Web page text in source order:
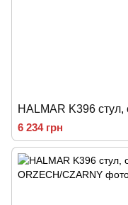
HALMAR K396
6 234 грн